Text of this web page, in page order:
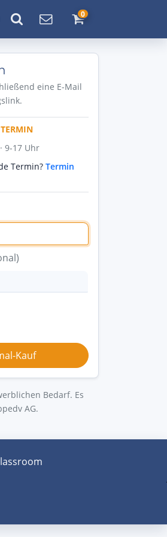
0
eine E-Mail
9-17 Uhr
Termin? Termin
Bedarf. Es
AG.